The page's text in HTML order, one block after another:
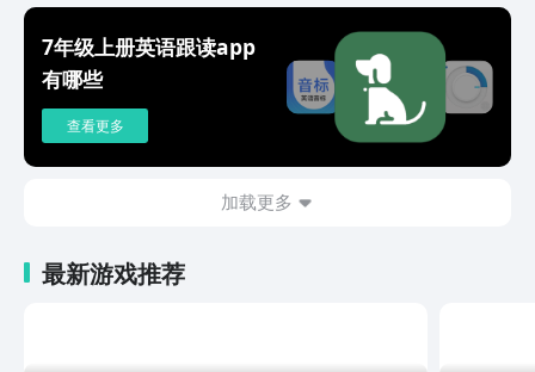
快，新游想在市场上有一定的反向一定要有一些特色，这
个游戏的特色在风格和玩法上，想要预约下载的话就试试
九游这个平台。
7年级上册英语跟读app
有哪些
查看更多
加载更多
最新游戏推荐